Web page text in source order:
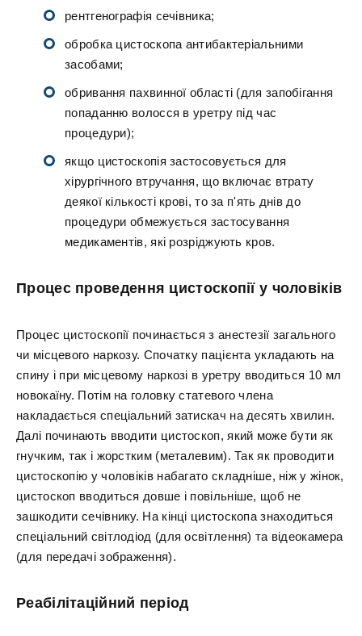
рентгенографія сечівника;
обробка цистоскопа антибактеріальними
засобами;
обривання пахвинної області (для запобігання
попаданню волосся в уретру під час
процедури);
якщо цистоскопія застосовується для
хірургічного втручання, що включає втрату
деякої кількості крові, то за п'ять днів до
процедури обмежується застосування
медикаментів, які розріджують кров.
Процес проведення цистоскопії у чоловіків
Процес цистоскопії починається з анестезії загального
чи місцевого наркозу. Спочатку пацієнта укладають на
спину і при місцевому наркозі в уретру вводиться 10 мл
новокаїну. Потім на головку статевого члена
накладається спеціальний затискач на десять хвилин.
Далі починають вводити цистоскоп, який може бути як
гнучким, так і жорстким (металевим). Так як проводити
цистоскопію у чоловіків набагато складніше, ніж у жінок,
цистоскоп вводиться довше і повільніше, щоб не
зашкодити сечівнику. На кінці цистоскопа знаходиться
спеціальний світлодіод (для освітлення) та відеокамера
(для передачі зображення).
Реабілітаційний період